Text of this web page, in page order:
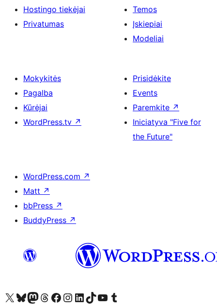
Hostingo tiekėjai
Privatumas
Temos
Įskiepiai
Modeliai
Mokykitės
Pagalba
Kūrėjai
WordPress.tv ↗
Prisidėkite
Events
Paremkite ↗
Iniciatyva "Five for
the Future"
WordPress.com ↗
Matt ↗
bbPress ↗
BuddyPress ↗
Visit our X (formerly Twitter) account
Apsilankykite mūsų Bluesky paskyroje
Visit our Mastodon account
Apsilankykite mūsų Threads paskyroje
Visit our Facebook page
Visit our Instagram account
Visit our LinkedIn account
Apsilankykite mūsų TikTok paskyroje
Visit our YouTube channel
Apsilankykite mūsų Tumblr paskyroje